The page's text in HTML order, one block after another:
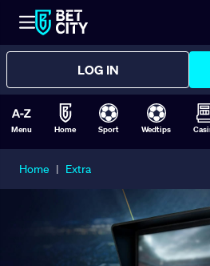
LOG IN
Menu Home Sport Wedtips
Home | Extra